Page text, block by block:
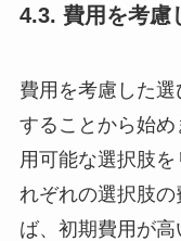
4.3. 費用を考慮
費用を考慮した
することから始め
用可能な選択肢
れぞれの選択肢の
ば、初期費用が